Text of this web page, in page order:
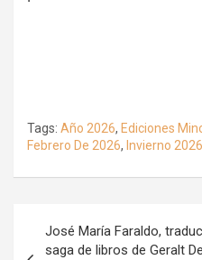
Tags: Año 2026, Ediciones
Febrero De 2026, Invierno 2026
José María Faraldo,
saga de libros de Geralt